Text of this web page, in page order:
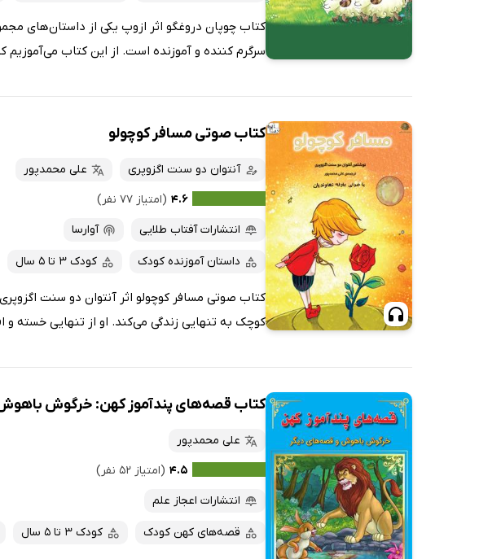
کتاب چوپان دروغگو اثر ازوپ یکی از داستان‌های
سرگرم کننده و آموزنده است. از این کتاب می‌آموزیم
کتاب صوتی مسافر کوچولو
آنتوان دو سنت اگزوپری
علی محمدپور
۴.۶ (امتیاز ۷۷ نفر)
انتشارات آفتاب طلایی
آوارسا
داستان آموزنده کودک کودک 3 تا 5 سال
کتاب صوتی مسافر کوچولو اثر آنتوان دو سنت
کوچک به تنهایی زندگی می‌کند. او از تنهایی خسته
کتاب قصه‌های پندآموز کهن: خرگوش
علی محمدپور
۴.۵ (امتیاز ۵۲ نفر)
انتشارات اعجاز علم
قصه‌های کهن کودک کودک 3 تا 5 سال